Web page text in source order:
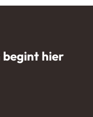
begint hier